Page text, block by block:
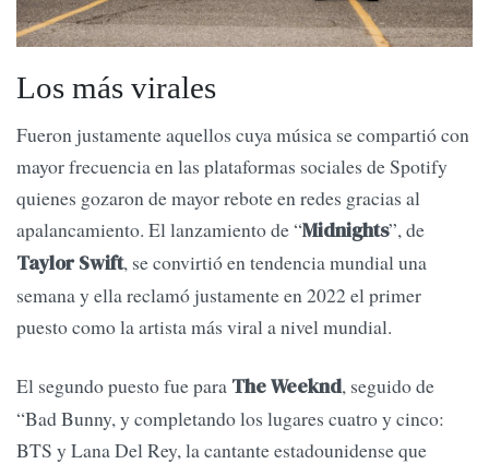
Los más virales
Fueron justamente aquellos cuya música se compartió con
mayor frecuencia en las plataformas sociales de Spotify
quienes gozaron de mayor rebote en redes gracias al
apalancamiento. El lanzamiento de “Midnights”, de
Taylor Swift, se convirtió en tendencia mundial una
semana y ella reclamó justamente en 2022 el primer
puesto como la artista más viral a nivel mundial.
El segundo puesto fue para The Weeknd, seguido de
“Bad Bunny, y completando los lugares cuatro y cinco:
BTS y Lana Del Rey, la cantante estadounidense que